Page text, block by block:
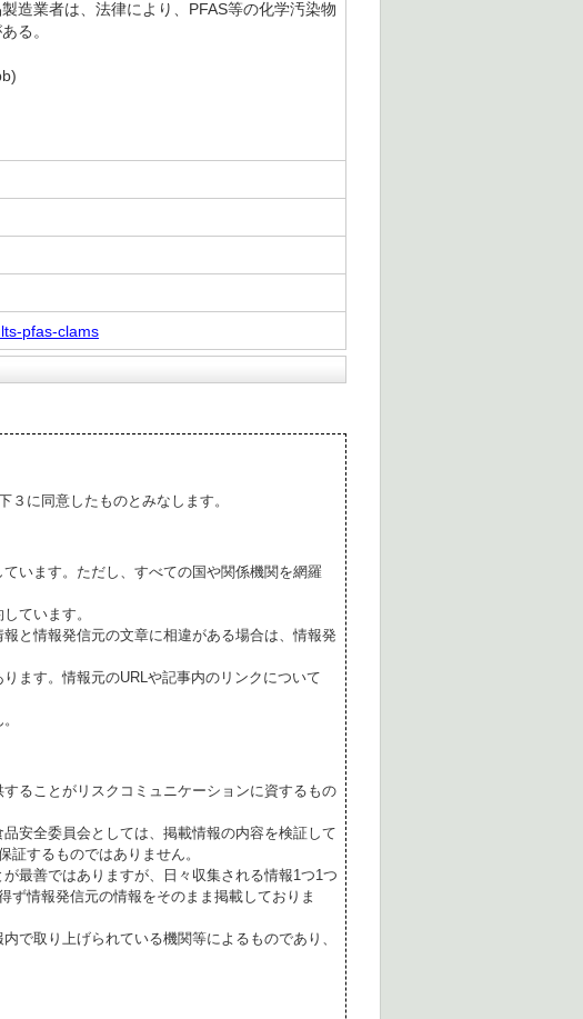
造業者は、法律により、PFAS等の化学汚染物
る。
pfas-clams
に同意したものとみなします。
います。ただし、すべての国や関係機関を網羅
ています。
と情報発信元の文章に相違がある場合は、情報発
ます。情報元のURLや記事内のリンクについて
ることがリスクコミュニケーションに資するもの
安全委員会としては、掲載情報の内容を検証して
するものではありません。
最善ではありますが、日々収集される情報1つ1つ
ず情報発信元の情報をそのまま掲載しておりま
で取り上げられている機関等によるものであり、